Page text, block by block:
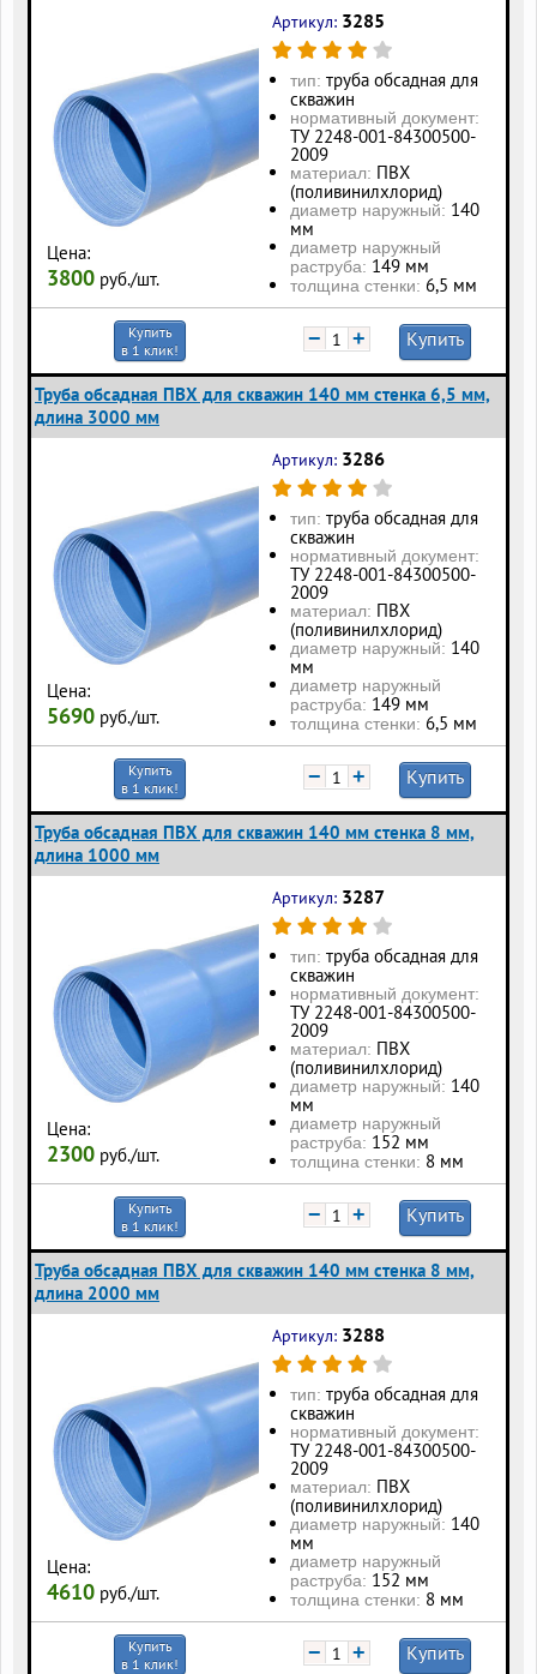
Цена:
3800 руб./шт.
Артикул: 3285
тип: труба обсадная для
скважин
нормативный документ:
ТУ 2248-001-84300500-
2009
материал: ПВХ
(поливинилхлорид)
диаметр наружный: 140
мм
диаметр наружный
раструба: 149 мм
толщина стенки: 6,5 мм
Купить
в 1 клик!
− + Купить
Труба обсадная ПВХ для скважин 140 мм стенка 6,5 мм,
длина 3000 мм
Цена:
5690 руб./шт.
Артикул: 3286
тип: труба обсадная для
скважин
нормативный документ:
ТУ 2248-001-84300500-
2009
материал: ПВХ
(поливинилхлорид)
диаметр наружный: 140
мм
диаметр наружный
раструба: 149 мм
толщина стенки: 6,5 мм
Купить
в 1 клик!
− + Купить
Труба обсадная ПВХ для скважин 140 мм стенка 8 мм,
длина 1000 мм
Цена:
2300 руб./шт.
Артикул: 3287
тип: труба обсадная для
скважин
нормативный документ:
ТУ 2248-001-84300500-
2009
материал: ПВХ
(поливинилхлорид)
диаметр наружный: 140
мм
диаметр наружный
раструба: 152 мм
толщина стенки: 8 мм
Купить
в 1 клик!
− + Купить
Труба обсадная ПВХ для скважин 140 мм стенка 8 мм,
длина 2000 мм
Цена:
4610 руб./шт.
Артикул: 3288
тип: труба обсадная для
скважин
нормативный документ:
ТУ 2248-001-84300500-
2009
материал: ПВХ
(поливинилхлорид)
диаметр наружный: 140
мм
диаметр наружный
раструба: 152 мм
толщина стенки: 8 мм
Купить
в 1 клик!
− + Купить